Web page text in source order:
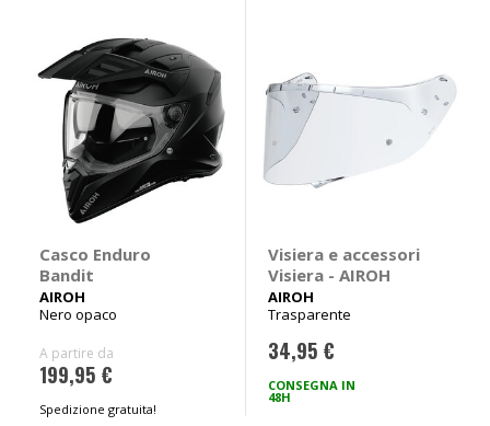
Casco Enduro
Bandit
AIROH
Nero opaco
A partire da
199,95 €
Spedizione gratuita!
Visiera e accessori
Visiera - AIROH
AIROH
Trasparente
34,95 €
CONSEGNA IN
48H